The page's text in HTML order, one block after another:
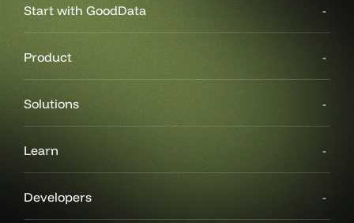
Start with GoodData
Product
Solutions
Learn
Developers